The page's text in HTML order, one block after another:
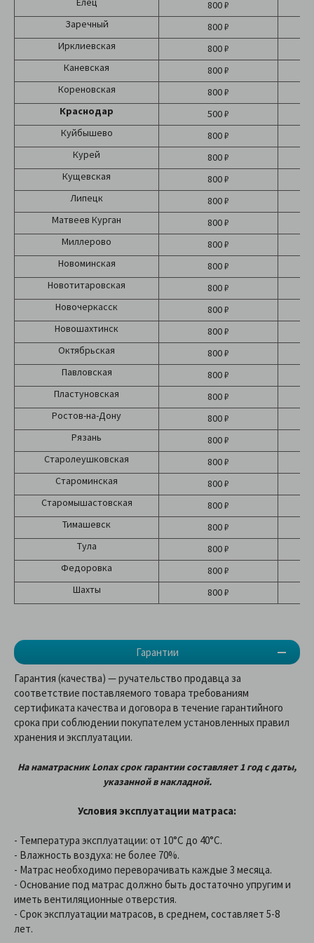
Гарантии
800 ₽
Заречный
800 ₽
Ирклиевская
800 ₽
Каневская
800 ₽
Кореновская
800 ₽
Краснодар
500 ₽
Куйбышево
800 ₽
Курей
800 ₽
Кущевская
800 ₽
Липецк
800 ₽
Матвеев Курган
800 ₽
Миллерово
800 ₽
Новоминская
800 ₽
Новотитаровская
800 ₽
Новочеркасск
800 ₽
Новошахтинск
800 ₽
Октябрьская
800 ₽
Павловская
800 ₽
Пластуновская
800 ₽
Ростов-на-Дону
800 ₽
Рязань
800 ₽
Старолеушковская
800 ₽
Староминская
800 ₽
Старомышастовская
800 ₽
Тимашевск
800 ₽
Тула
800 ₽
Федоровка
800 ₽
Шахты
800 ₽
Гарантия (качества) — ручательство продавца за
соответствие поставляемого товара требованиям
сертификата качества и договора в течение гарантийного
срока при соблюдении покупателем установленных правил
хранения и эксплуатации.
На наматрасникLonaxсрок гарантии составляет 1 годс даты,
указанной в накладной.
Условия эксплуатации матраса:
- Температура эксплуатации: от 10°С до 40°С.
- Влажность воздуха: не более 70%.
- Матрас необходимо переворачивать каждые 3 месяца.
- Основание под матрас должно быть достаточно упругим и
иметь вентиляционные отверстия.
- Срок эксплуатации матрасов, в среднем, составляет 5-8
лет.